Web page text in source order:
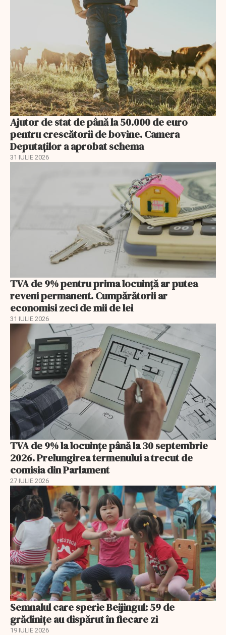
Ajutor de stat de până la 50.000 de euro
pentru crescătorii de bovine. Camera
Deputaților a aprobat schema
31 IULIE 2026
TVA de 9% pentru prima locuință ar putea
reveni permanent. Cumpărătorii ar
economisi zeci de mii de lei
31 IULIE 2026
TVA de 9% la locuințe până la 30 septembrie
2026. Prelungirea termenului a trecut de
comisia din Parlament
27 IULIE 2026
Semnalul care sperie Beijingul: 59 de
grădinițe au dispărut în fiecare zi
19 IULIE 2026